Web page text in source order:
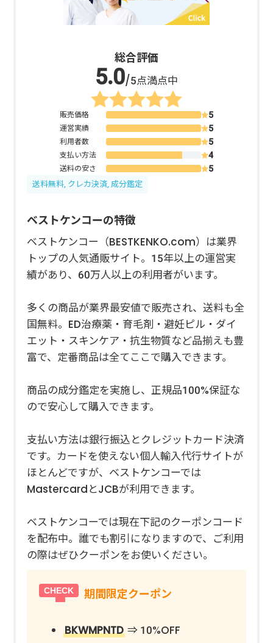
総合評価
/5点満点中
販売価格
運営実績
利用者数
支払い方法
送料の安さ
送料無料, クレカ決済, 成分鑑定
ベストケンコーの特徴
ベストケンコー（BESTKENKO.com）は業界
トップの人気通販サイト。15年以上の運営実
績があり、60万人以上の利用者がいます。
多くの商品が業界最安値で販売され、送料も全
国無料。ED治療薬・育毛剤・避妊ピル・ダイ
エット・スキンケア・抗生物質など品揃えも豊
富で、定番商品は全てここで購入できます。
商品の成分鑑定を実施し、正規品100%保証な
ので安心して購入できます。
支払い方法は銀行振込とクレジットカード決済
です。カードを使えない個人輸入代行サイトが
ほとんどですが、ベストケンコーでは
MastercardとJCBが利用できます。
ベストケンコーでは現在下記のクーポンコード
を配布中。誰でも割引になりますので、ご利用
の際はぜひクーポンをお使いください。
期間限定クーポン
BKWMPNTD ⇒ 10%OFF